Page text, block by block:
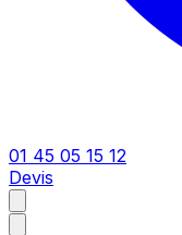
01 45 05 15 12
Devis